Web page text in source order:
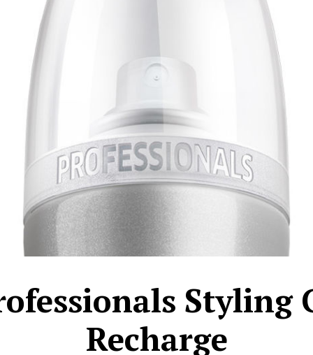
Styling
Recharge